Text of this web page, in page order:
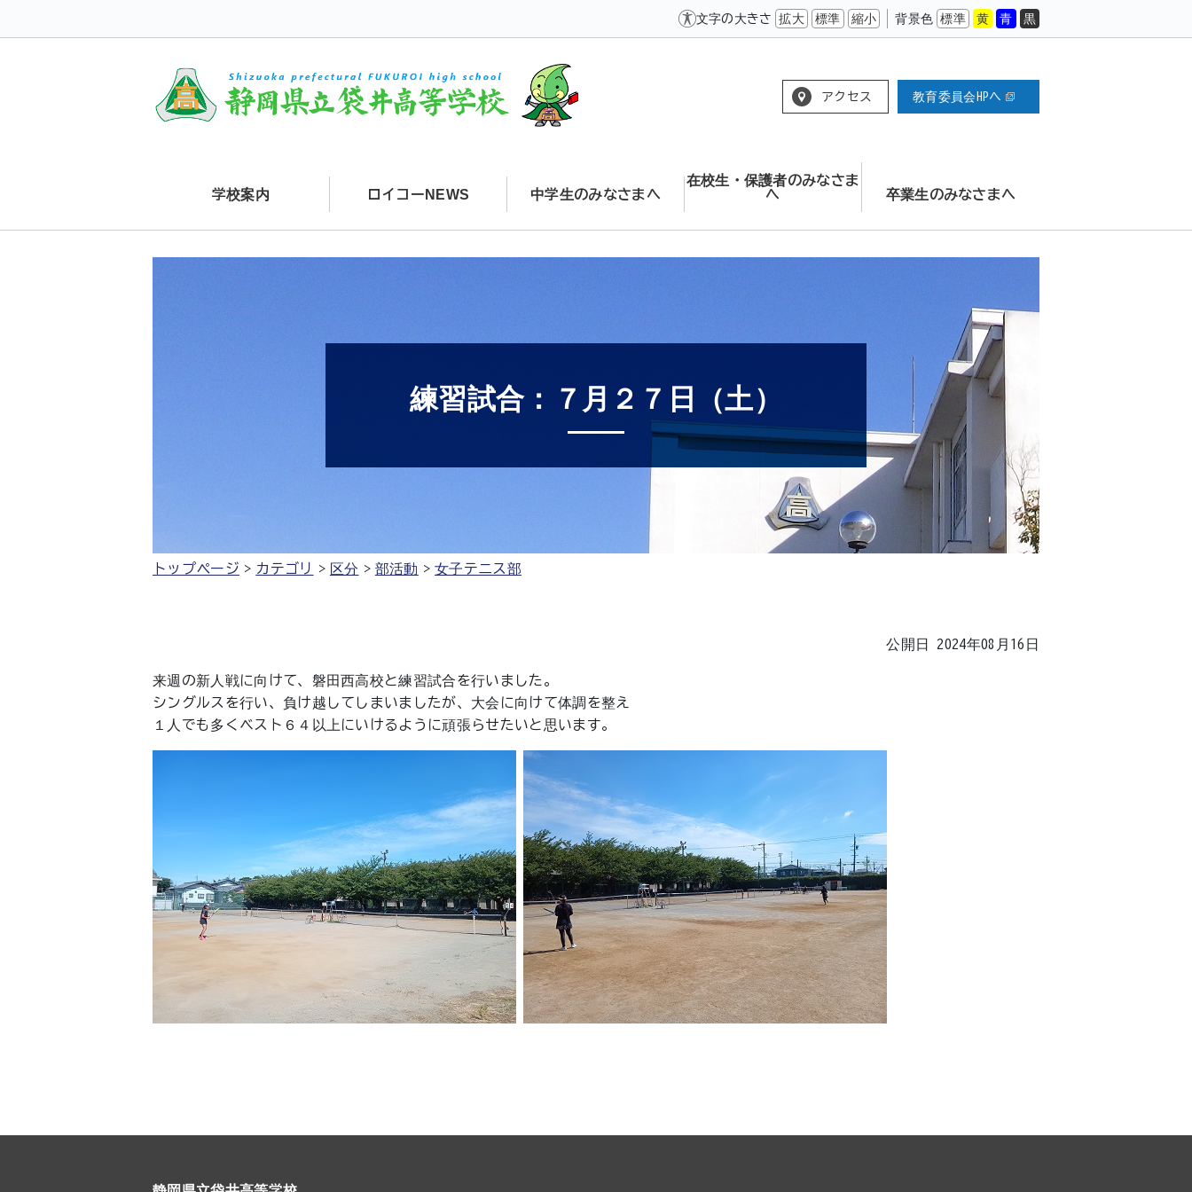
文字の大きさ 拡大 標準 縮小 背景色 標準 黄 青 黒
アクセス 教育委員会HPへ
学校案内 ロイコーNEWS 中学生のみなさまへ
在校生・保護者のみなさま
へ
卒業生のみなさまへ
練習試合：７月２７日（土）
トップページ カテゴリ 区分 部活動 女子テニス部
公開日 2024年08月16日
来週の新人戦に向けて、磐田西高校と練習試合を行いました。
シングルスを行い、負け越してしまいましたが、大会に向けて体調を整え
１人でも多くベスト６４以上にいけるように頑張らせたいと思います。